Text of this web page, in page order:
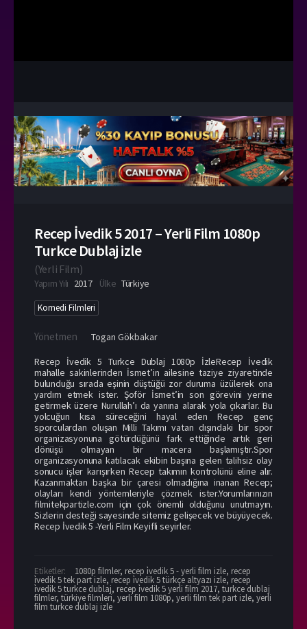
Recep İvedik 5 2017 – Yerli Film 1080p
Turkce Dublaj izle
(Yerli Film)
Yapım Yılı 2017 Ülke Türkiye
Komedi Filmleri
Yönetmen
Togan Gökbakar
Recep İvedik 5 Turkce Dublaj 1080p İzleRecep İvedik
mahalle sakinlerinden İsmet’in ailesine taziye ziyaretinde
bulunduğu sırada eşinin düştüğü zor duruma üzülerek ona
yardım etmek ister. Şoför İsmet’in son görevini yerine
getirmek üzere Nurullah’ı da yanına alarak yola çıkarlar. Bu
yolcuğun kısa süreceğini hayal eden Recep genç
sporculardan oluşan Milli Takımı vatan dışındaki bir spor
organizasyonuna götürdüğünü fark ettiğinde artık geri
dönüşü olmayan bir macera başlamıştır.Spor
organizasyonuna katılacak ekibin başına gelen talihsiz olay
sonucu işler karışırken Recep takımın kontrolünü eline alır.
Kazanmaktan başka bir çaresi olmadığına inanan Recep;
olayları kendi yöntemleriyle çözmek ister.Yorumlarınızın
filmitekpartizle.com için çok önemli olduğunu unutmayın.
Sizlerin desteği sayesinde sitemiz gelişecek ve büyüyecek.
Recep İvedik 5 -Yerli Film Keyifli seyirler.
Etiketler: 1080p filmler, recep i̇vedik 5 - yerli film izle, recep
i̇vedik 5 tek part izle, recep i̇vedik 5 türkçe altyazı izle, recep
i̇vedik 5 turkce dublaj, recep i̇vedik 5 yerli film 2017, turkce dublaj
filmler, türkiye filmleri, yerli film 1080p, yerli film tek part izle, yerli
film turkce dublaj izle